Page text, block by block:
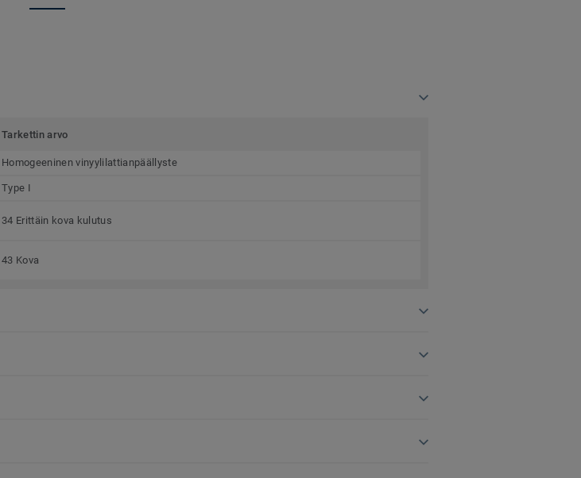
Tarkettin arvo
Homogeeninen vinyylilattianpäällyste
Type I
34 Erittäin kova kulutus
43 Kova